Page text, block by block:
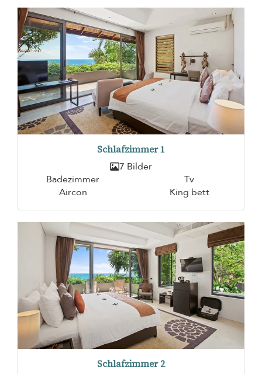
Schlafzimmer 1
7 Bilder
Badezimmer
Tv
Aircon
King bett
Schlafzimmer 2